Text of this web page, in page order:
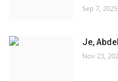
Sep 7, 2025
Je,
Nov 23,